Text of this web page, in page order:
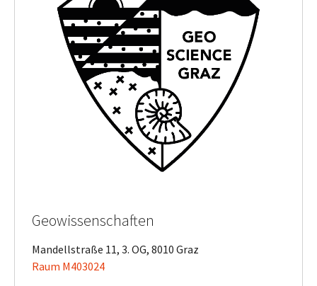
Geowissenschaften
Mandellstraße 11, 3. OG, 8010 Graz
Raum M403024